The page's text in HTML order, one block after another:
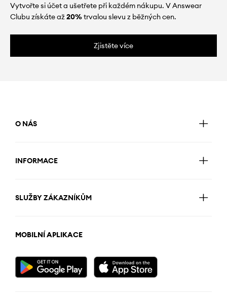
Vytvořte si účet a ušetřete při každém nákupu. V Answear
Clubu získáte až20%trvalou slevu z běžných cen.
Zjistěte více
O NÁS
INFORMACE
SLUŽBY ZÁKAZNÍKŮM
MOBILNÍ APLIKACE